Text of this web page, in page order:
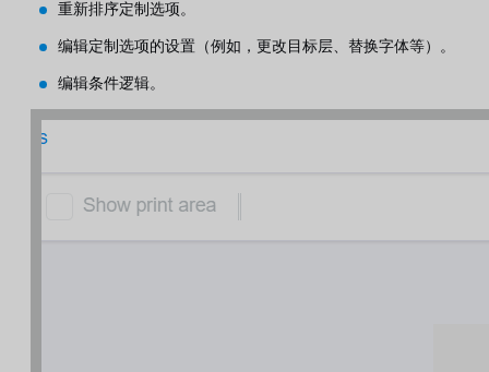
重新排序定制选项。
编辑定制选项的设置（例如，更改目标层、替换字体等）。
编辑条件逻辑。